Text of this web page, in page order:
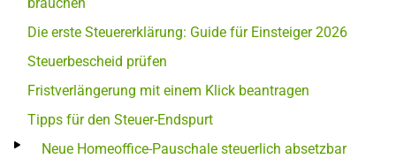
Die erste Steuererklärung: Guide für Einsteiger 2026
Steuerbescheid prüfen
Fristverlängerung mit einem Klick beantragen
Tipps für den Steuer-Endspurt
Neue Homeoffice-Pauschale steuerlich absetzbar